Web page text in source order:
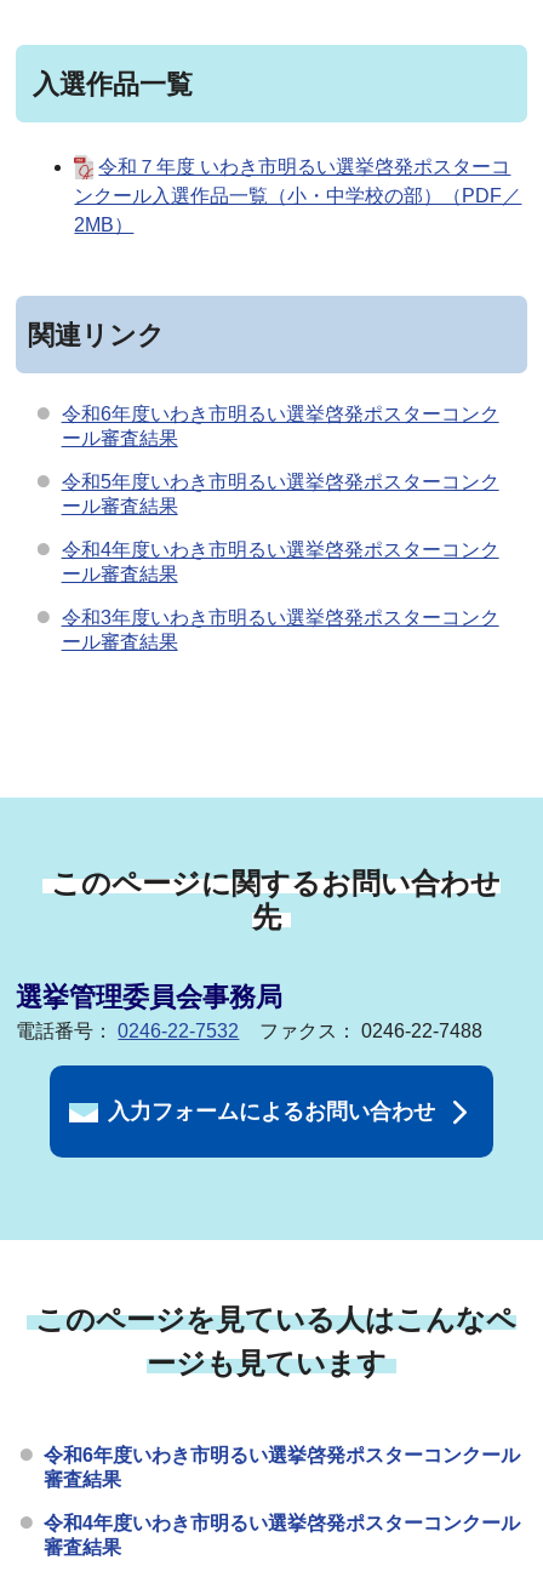
入選作品一覧
令和７年度 いわき市明るい選挙啓発ポスターコ
ンクール入選作品一覧（小・中学校の部）（PDF／
2MB）
関連リンク
令和6年度いわき市明るい選挙啓発ポスターコンク
ール審査結果
令和5年度いわき市明るい選挙啓発ポスターコンク
ール審査結果
令和4年度いわき市明るい選挙啓発ポスターコンク
ール審査結果
令和3年度いわき市明るい選挙啓発ポスターコンク
ール審査結果
このページに関するお問い合わせ
先
選挙管理委員会事務局
電話番号：0246-22-7532 ファクス： 0246-22-7488
入力フォームによるお問い合わせ
このページを見ている人はこんなペ
ージも見ています
令和6年度いわき市明るい選挙啓発ポスターコンクール
審査結果
令和4年度いわき市明るい選挙啓発ポスターコンクール
審査結果